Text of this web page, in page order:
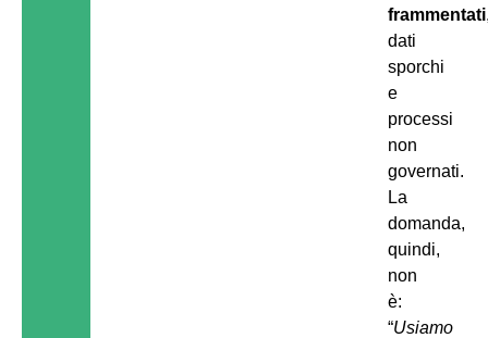
frammentati
dati
sporchi
e
processi
non
governati.
La
domanda,
quindi,
non
è:
“Usiamo